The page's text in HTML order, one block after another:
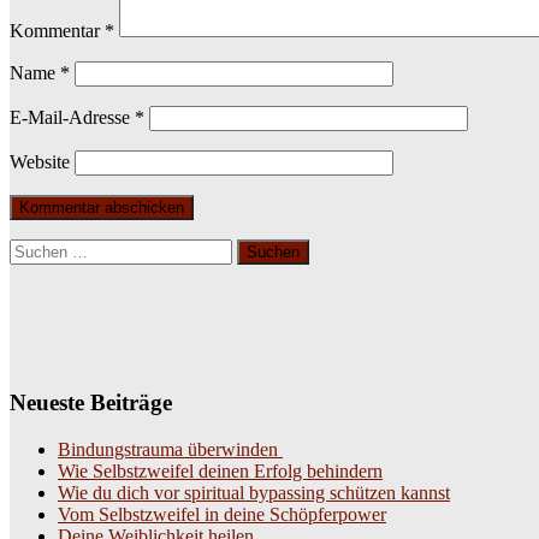
Kommentar *
Name *
E-Mail-Adresse *
Website
Suchen
nach:
Neueste Beiträge
Bindungstrauma überwinden
Wie Selbstzweifel deinen Erfolg behindern
Wie du dich vor spiritual bypassing schützen kannst
Vom Selbstzweifel in deine Schöpferpower